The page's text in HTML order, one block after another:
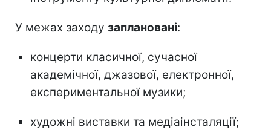
У межах заходу заплановані:
концерти класичної, сучасної
академічної, джазової, електронної,
експериментальної музики;
художні виставки та медіаінсталяції;